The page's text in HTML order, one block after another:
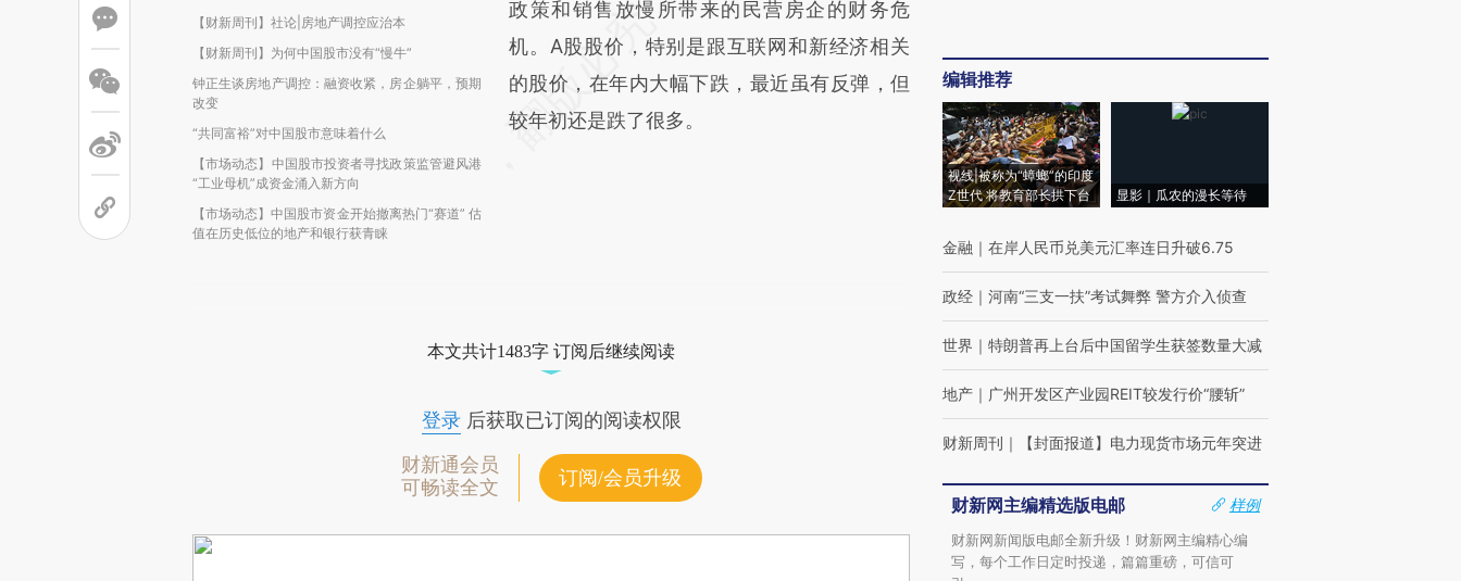
【财新周刊】社论|房地产调控应治本
【财新周刊】为何中国股市没有“慢牛”
钟正生谈房地产调控：融资收紧，房企躺平，预期
改变
“共同富裕”对中国股市意味着什么
【市场动态】中国股市投资者寻找政策监管避风港
“工业母机”成资金涌入新方向
【市场动态】中国股市资金开始撤离热门“赛道” 估
值在历史低位的地产和银行获青睐
政策和销售放慢所带来的民营房企的财务危
机。A股股价，特别是跟互联网和新经济相关
的股价，在年内大幅下跌，最近虽有反弹，但
较年初还是跌了很多。
本文共计1483字 订阅后继续阅读
登录后获取已订阅的阅读权限
财新通会员
可畅读全文
订阅/会员升级
编辑推荐
视线|被称为“蟑螂”的印度
Z世代 将教育部长拱下台
显影｜瓜农的漫长等待
金融 ｜ 在岸人民币兑美元汇率连日升破6.75
政经 ｜ 河南“三支一扶”考试舞弊 警方介入侦查
世界 ｜ 特朗普再上台后中国留学生获签数量大减
地产 ｜ 广州开发区产业园REIT较发行价“腰斩”
财新周刊 ｜ 【封面报道】电力现货市场元年突进
财新网主编精选版电邮
样例
财新网新闻版电邮全新升级！财新网主编精心编
写，每个工作日定时投递，篇篇重磅，可信可